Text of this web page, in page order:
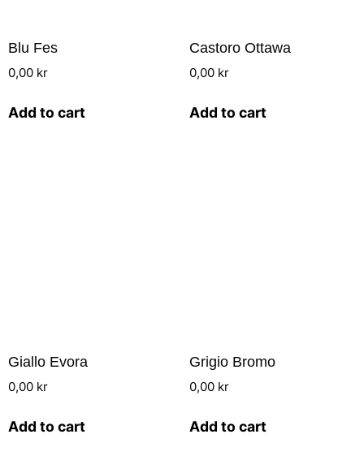
Blu Fes
0,00 kr
Add to cart
Castoro Ottawa
0,00 kr
Add to cart
Giallo Evora
0,00 kr
Add to cart
Grigio Bromo
0,00 kr
Add to cart